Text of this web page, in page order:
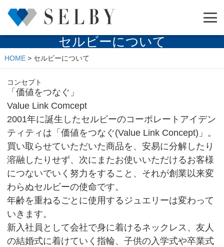
セルビーについて
HOME> セルビーについて
コンセプト
「価値をつなぐ」
Value Link Comcept
2001年に誕生したセルビーのコーポレートアイデン
ティティは「価値をつなぐ(Value Link Concept)」。
買い取らせていただいた商品を、安易に分解したり
溶融したりせず、次にまたお使いいただけるお客様
につないでいく努力をすること、それが創業以来変
わらぬセルビーの使命です。
年齢を重ねるごとに使用するジュエリーは変わって
いきます。
新入社員として会社で身に着けるネックレス、友人
の結婚式に着けていく指輪、子供の入学式や卒業式